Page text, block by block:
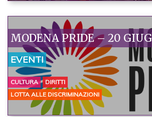
MODENA PRIDE – 20
EVENTI
CULTURA
DIRITTI
LOTTA ALLE DISCRIMINAZIONI